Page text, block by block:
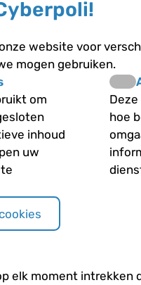
met dezelfde
ze niet gelijk testen,
Maar dat bleek niet zo
dagen de hielprik
het foute boel was. Hij
het heel lang
geweest.
website voor
mogen gebruiken.
om
inhoud
uw
hoe
elk moment intrekken